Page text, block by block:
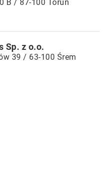
B / 87-100 Toruń
Sp. z o.o.
39 / 63-100 Śrem